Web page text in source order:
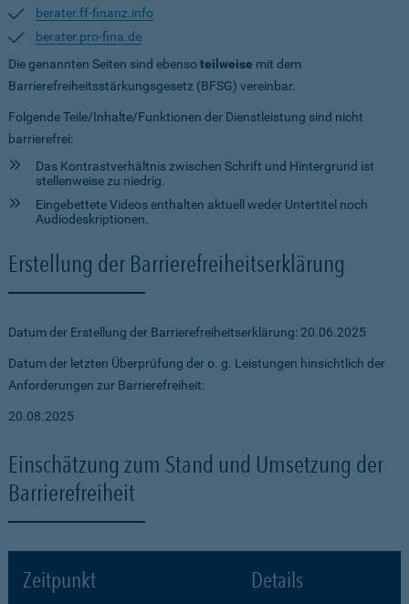
berater.ff-finanz.info
berater.pro-fina.de
Die genannten Seiten sind ebensoteilweise mit dem
Barrierefreiheitsstärkungsgesetz (BFSG) vereinbar.
Folgende Teile/Inhalte/Funktionen der Dienstleistung sind nicht
barrierefrei:
Das Kontrastverhältnis zwischen Schrift und Hintergrund ist
stellenweise zu niedrig.
Eingebettete Videos enthalten aktuell weder Untertitel noch
Audiodeskriptionen.
Erstellung der Barrierefreiheitserklärung
Datum der Erstellung der Barrierefreiheitserklärung: 20.06.2025
Datum der letzten Überprüfung der o. g. Leistungen hinsichtlich der
Anforderungen zur Barrierefreiheit:
20.08.2025
Einschätzung zum Stand und Umsetzung der
Barrierefreiheit
Zeitpunkt Details